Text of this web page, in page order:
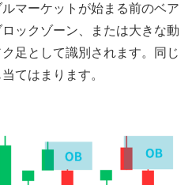
マーケットが始まる前のベア
ックゾーン、または大きな動
足として識別されます。同じ
てはまります。